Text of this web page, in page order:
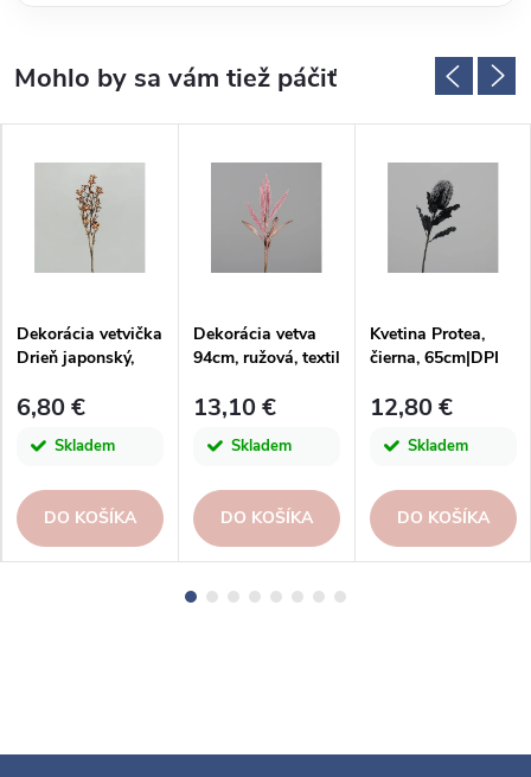
Dekorácia vetvička
Drieň japonský,
50cm, ks|DPI
6,80 €
Skladem
DO KOŠÍKA
Dekorácia vetva
94cm, ružová, textil
13,10 €
Skladem
DO KOŠÍKA
Kvetina Protea,
čierna, 65cm|DPI
12,80 €
Skladem
DO KOŠÍKA